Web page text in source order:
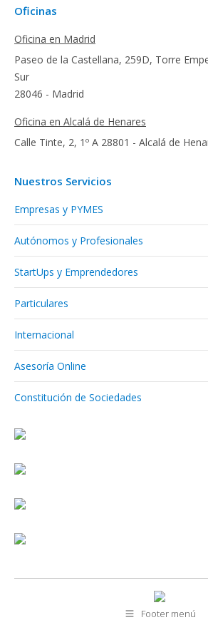
Oficinas
Oficina en Madrid
Paseo de la Castellana, 259D, Torre
Sur
28046 - Madrid
Oficina en Alcalá de Henares
Calle Tinte, 2, 1º A 28801 - Alcalá de
Nuestros Servicios
Empresas y PYMES
Autónomos y Profesionales
StartUps y Emprendedores
Particulares
Internacional
Asesoría Online
Constitución de Sociedades
Footer menú